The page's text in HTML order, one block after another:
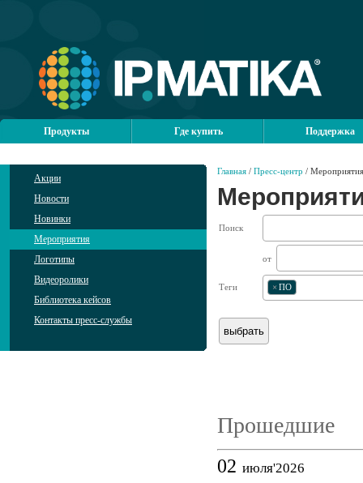
Продукты Где купить Поддержка
Акции
Новости
Новинки
Мероприятия
Логотипы
Видеоролики
Библиотека кейсов
Контакты пресс-службы
Главная / Пресс-центр / Мероприятия
Поиск
от
Теги × ПО
Прошедшие
02 июля'2026